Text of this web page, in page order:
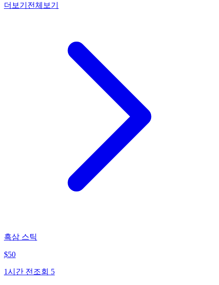
더보기 전체보기
흑삼 스틱
$50
1시간 전 조회 5